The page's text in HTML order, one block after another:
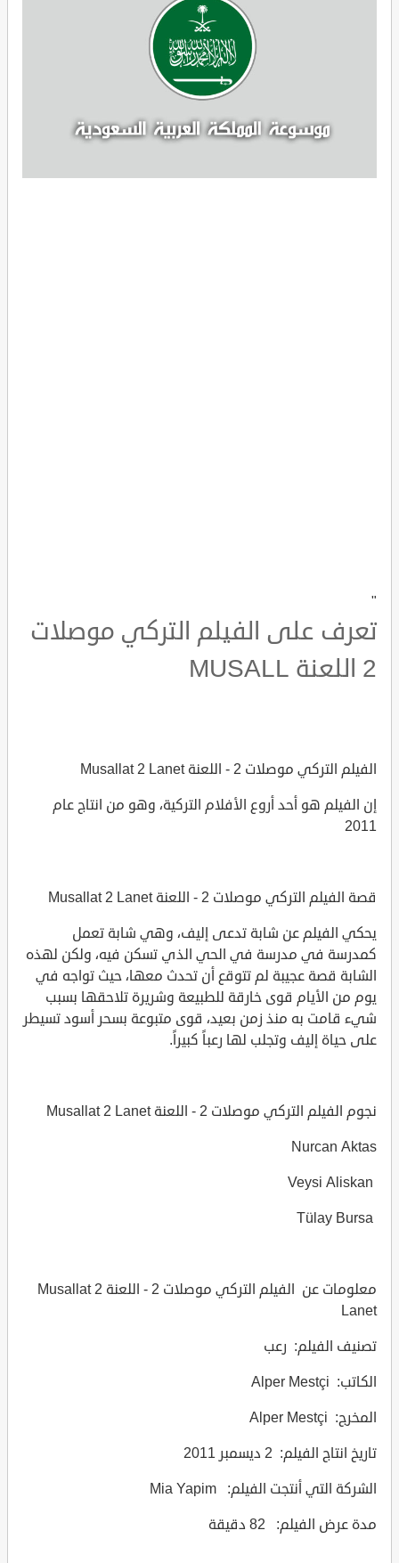
"
تعرف على الفيلم التركي موصلات
2 اللعنة MUSALL
الفيلم التركي موصلات 2 - اللعنة Musallat 2 Lanet
إن الفيلم هو أحد أروع الأفلام التركية، وهو من انتاج عام
2011
قصة الفيلم التركي موصلات 2 - اللعنة Musallat 2 Lanet
يحكي الفيلم عن شابة تدعى إليف، وهي شابة تعمل
كمدرسة في مدرسة في الحي الذي تسكن فيه، ولكن لهذه
الشابة قصة عجيبة لم تتوقع أن تحدث معها، حيث تواجه في
يوم من الأيام قوى خارقة للطبيعة وشريرة تلاحقها بسبب
شيء قامت به منذ زمن بعيد، قوى متبوعة بسحر أسود تسيطر
على حياة إليف وتجلب لها رعباً كبيراً.
نجوم الفيلم التركي موصلات 2 - اللعنة Musallat 2 Lanet
Nurcan Aktas
معلومات عن الفيلم التركي موصلات 2 - اللعنة Musallat 2
Lanet
تصنيف الفيلم: رعب
الكاتب: Alper Mestçi
المخرج: Alper Mestçi
تاريخ انتاج الفيلم: 2 ديسمبر 2011
الشركة التي أنتجت الفيلم: Mia Yapim
مدة عرض الفيلم: 82 دقيقة